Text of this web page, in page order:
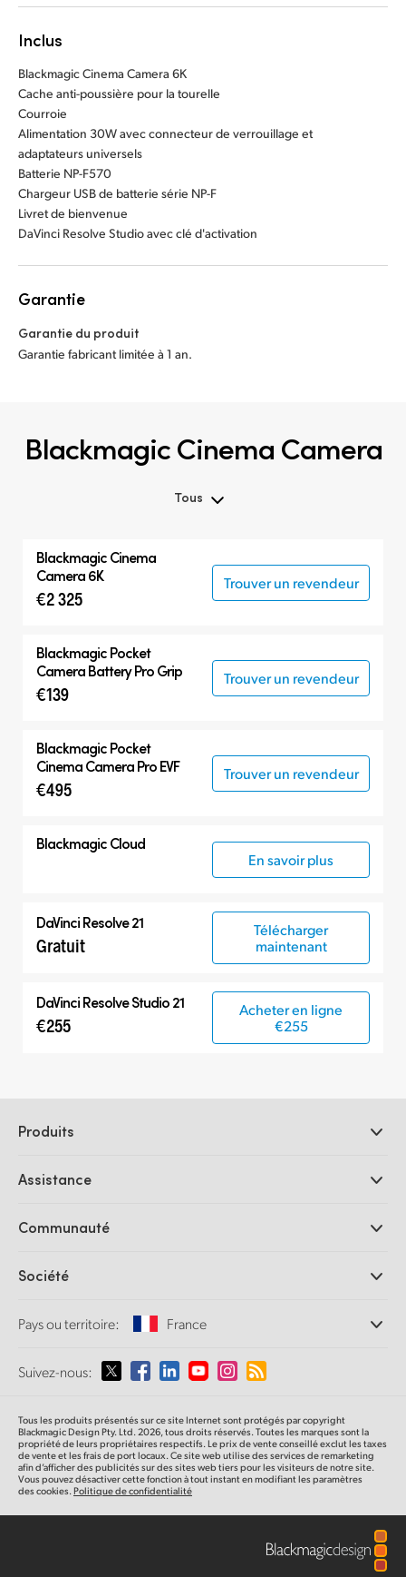
Inclus
Blackmagic Cinema Camera 6K
Cache anti-poussière pour la tourelle
Courroie
Alimentation 30W avec connecteur de verrouillage et
adaptateurs universels
Batterie NP-F570
Chargeur USB de batterie série NP-F
Livret de bienvenue
DaVinci Resolve Studio avec clé d'activation
Garantie
Garantie du produit
Garantie fabricant limitée à 1 an.
Blackmagic Cinema Camera
Tous
Blackmagic Cinema Camera
Accessoires
BlackmagicCinema
Camera 6K
€2 325
Trouver un revendeur
Blackmagic Pocket
Camera Battery Pro Grip
€139
Trouver un revendeur
Blackmagic Pocket
Cinema Camera Pro EVF
€495
Trouver un revendeur
Blackmagic Cloud
En savoir plus
DaVinci Resolve 21
Gratuit
Télécharger
maintenant
DaVinci Resolve Studio 21
€255
Acheter en ligne
€255
Produits
Logiciels DaVinci Resolve et Fusion
Ultimatte
Capture et lecture
Conversion de standards
Stockage en réseau
Routage et distribution
Diffusion et encodage
Assistance
Centre d'assistance technique
Communauté
Société
À propos de Blackmagic Design
Médias
Pays ou territoire: France
Sélectionnez un pays
Australia
Austria
Suivez-nous:
Tous les produits présentés sur ce site Internet sont protégés par copyright
Blackmagic Design Pty. Ltd. 2026, tous droits réservés. Toutes les marques sont la
propriété de leurs propriétaires respectifs. Le prix de vente conseillé exclut les taxes
de vente et les frais de port locaux. Ce site web utilise des services de remarketing
afin d’afficher des publicités sur des sites web tiers pour les visiteurs de notre site.
Vous pouvez désactiver cette fonction à tout instant en modifiant les paramètres
des cookies.Politique de confidentialité